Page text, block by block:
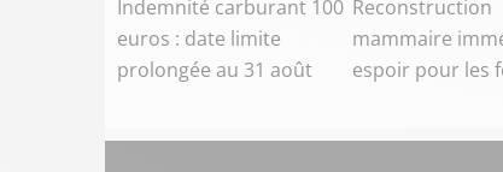
Indemnité carburant 100
euros : date limite
prolongée au 31 août
Reconstruction
mammaire
espoir pour les